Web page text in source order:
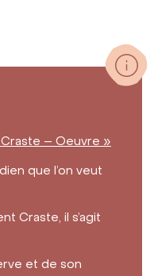
– Oeuvre »
que l’on veut
Craste, il s’agit
et de son